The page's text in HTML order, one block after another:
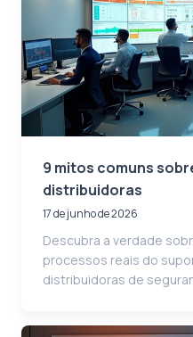
9 mitos comuns
distribuidoras
17 de junho de 2026
Descubra a verdade
processos reais do
distribuidoras de